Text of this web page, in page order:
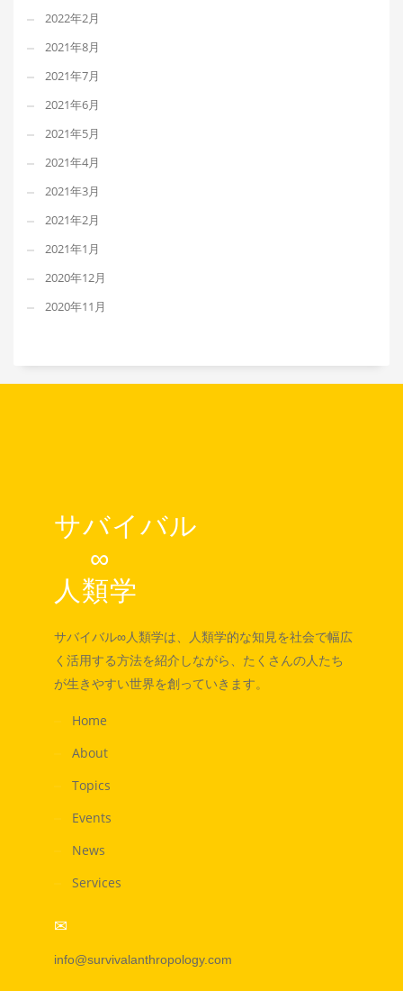
2022年2月
2021年8月
2021年7月
2021年6月
2021年5月
2021年4月
2021年3月
2021年2月
2021年1月
2020年12月
2020年11月
サバイバル
∞
人類学
サバイバル∞人類学は、人類学的な知見を社会で幅広
く活用する方法を紹介しながら、たくさんの人たち
が生きやすい世界を創っていきます。
Home
About
Topics
Events
News
Services
info@survivalanthropology.com